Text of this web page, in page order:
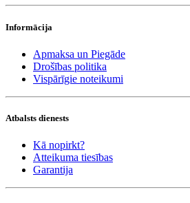
Informācija
Apmaksa un Piegāde
Drošības politika
Vispārīgie noteikumi
Atbalsts dienests
Kā nopirkt?
Atteikuma tiesības
Garantija